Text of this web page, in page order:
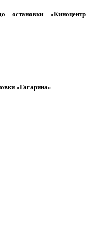
остановки «Киноцентр
«Гагарина»